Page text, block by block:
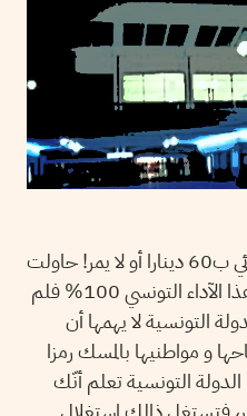
يضطر المسافر إلى شراء طابع جبائي ب60 دينارا أو لا يمر! حاولت
أن أجد وجها لحسن التدبير في هذا اﻵداء التونسي 100% فلم
التونسية لا يهمها أن
و مواطنيها بالمسك رمزا
التونسية تعلم أنّك